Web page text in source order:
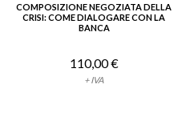
VEDI DETTAGLIO
COMPOSIZIONE NEGOZIATA DELLA
CRISI: COME DIALOGARE CON LA
BANCA
110,00 €
+ IVA